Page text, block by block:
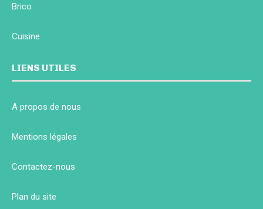
Brico
Cuisine
LIENS UTILES
A propos de nous
Mentions légales
Contactez-nous
Plan du site